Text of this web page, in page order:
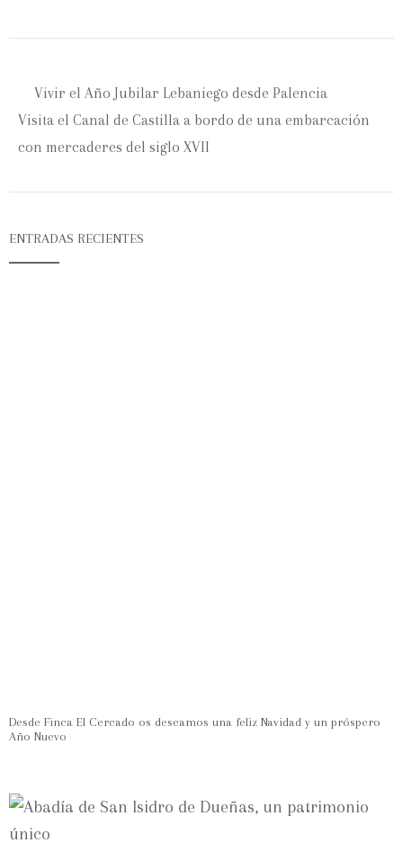
Vivir el Año Jubilar Lebaniego desde Palencia
Visita el Canal de Castilla a bordo de una embarcación
con mercaderes del siglo XVII
ENTRADAS RECIENTES
Desde Finca El Cercado os deseamos una feliz Navidad y un próspero
Año Nuevo